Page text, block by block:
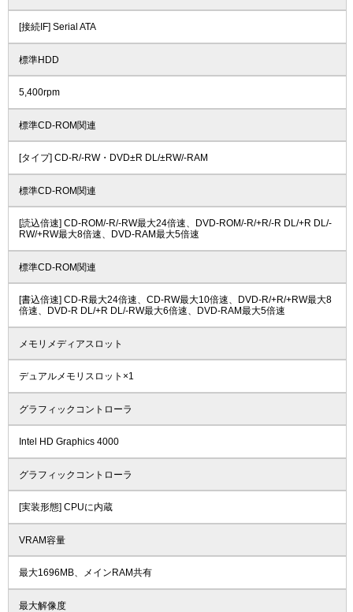
[接続IF] Serial ATA
標準HDD
5,400rpm
標準CD-ROM関連
[タイプ] CD-R/-RW・DVD±R DL/±RW/-RAM
標準CD-ROM関連
[読込倍速] CD-ROM/-R/-RW最大24倍速、DVD-ROM/-R/+R/-R DL/+R DL/-
RW/+RW最大8倍速、DVD-RAM最大5倍速
標準CD-ROM関連
[書込倍速] CD-R最大24倍速、CD-RW最大10倍速、DVD-R/+R/+RW最大8
倍速、DVD-R DL/+R DL/-RW最大6倍速、DVD-RAM最大5倍速
メモリメディアスロット
デュアルメモリスロット×1
グラフィックコントローラ
Intel HD Graphics 4000
グラフィックコントローラ
[実装形態] CPUに内蔵
VRAM容量
最大1696MB、メインRAM共有
最大解像度